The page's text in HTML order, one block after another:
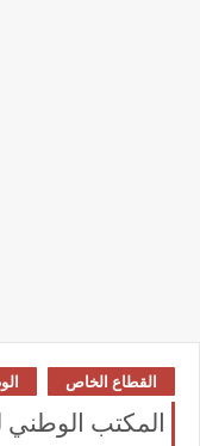
القطاع الخاص